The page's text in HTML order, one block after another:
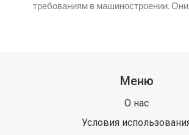
требованиям в машиностроении.
их обязанности и методы работы, а
производстве.
Меню
О нас
Условия